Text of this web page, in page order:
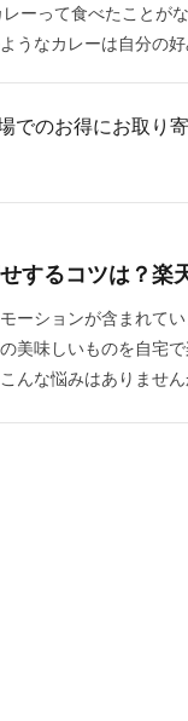
ーって食べたことが
うなカレーは自分の
でのお得にお取り
するコツは？楽
ーションが含まれて
美味しいものを自宅
んな悩みはありませ